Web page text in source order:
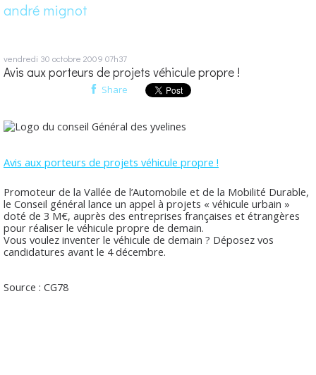
andré mignot
vendredi 30 octobre 2009 07h37
Avis aux porteurs de projets véhicule propre !
Share
Avis aux porteurs de projets véhicule propre !
Promoteur de la Vallée de l’Automobile et de la Mobilité Durable,
le Conseil général lance un appel à projets « véhicule urbain »
doté de 3 M€, auprès des entreprises françaises et étrangères
pour réaliser le véhicule propre de demain.
Vous voulez inventer le véhicule de demain ? Déposez vos
candidatures avant le 4 décembre.
Source : CG78